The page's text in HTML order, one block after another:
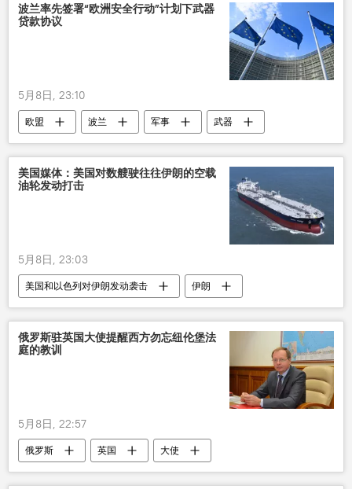
波兰率先签署“欧洲安全行动”计划下武器
贷款协议
5月8日, 23:10
欧盟 波兰 军事
武器
计划
美国媒体：美国对数艘驶往往伊朗的空载
油轮发动打击
5月8日, 23:03
美国和以色列对伊朗发动袭击
伊朗
美国
邮轮
俄罗斯驻英国大使提醒西方勿忘纽伦堡法
庭的教训
5月8日, 22:57
俄罗斯 英国
大使
西方国家
法庭 训练